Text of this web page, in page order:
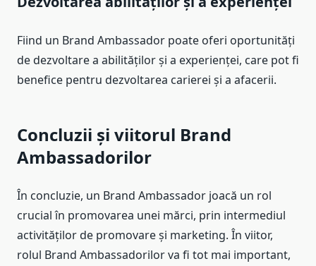
Fiind un Brand Ambassador poate oferi oportunități
de dezvoltare a abilităților și a experienței, care pot fi
benefice pentru dezvoltarea carierei și a afacerii.
Concluzii și viitorul Brand
Ambassadorilor
În concluzie, un Brand Ambassador joacă un rol
crucial în promovarea unei mărci, prin intermediul
activităților de promovare și marketing. În viitor,
rolul Brand Ambassadorilor va fi tot mai important,